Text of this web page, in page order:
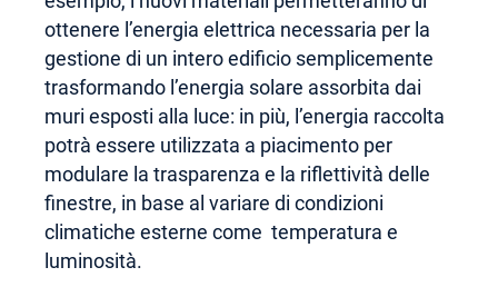
ottenere l’energia elettrica necessaria per la
gestione di un intero edificio semplicemente
trasformando l’energia solare assorbita dai
muri esposti alla luce: in più, l’energia raccolta
potrà essere utilizzata a piacimento per
modulare la trasparenza e la riflettività delle
finestre, in base al variare di condizioni
climatiche esterne come temperatura e
luminosità.